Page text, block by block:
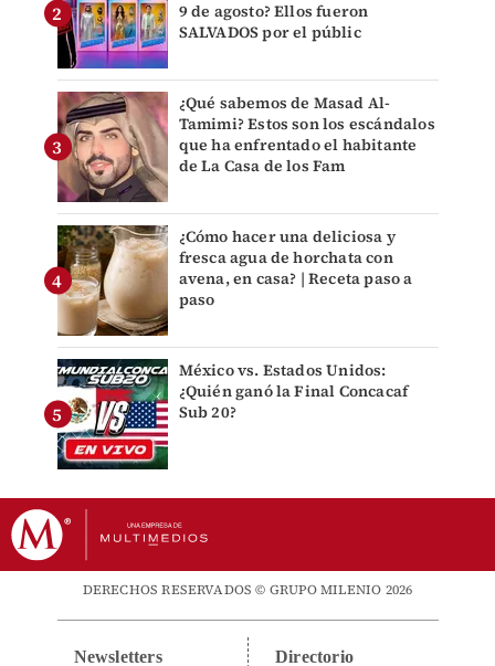
9 de agosto? Ellos fueron
SALVADOS por el públic
¿Qué sabemos de Masad Al-
Tamimi? Estos son los escándalos
que ha enfrentado el habitante
de La Casa de los Fam
¿Cómo hacer una deliciosa y
fresca agua de horchata con
avena, en casa? | Receta paso a
paso
México vs. Estados Unidos:
¿Quién ganó la Final Concacaf
Sub 20?
DERECHOS RESERVADOS © GRUPO MILENIO 2026
Newsletters Directorio